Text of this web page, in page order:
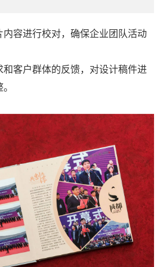
容进行校对，确保企业团队活动
客户群体的反馈，对设计稿件进